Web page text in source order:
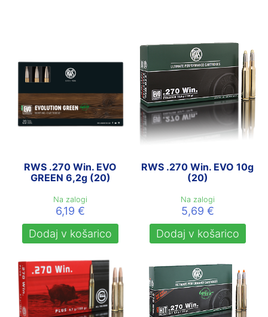
RWS .270 Win. EVO
GREEN 6,2g (20)
Na zalogi
6,19€
Dodaj v košarico
RWS .270 Win. EVO 10g
(20)
Na zalogi
5,69 €
Dodaj v košarico